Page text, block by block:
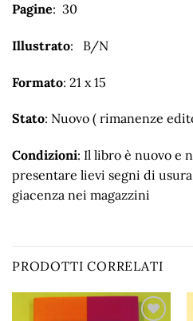
Pagine: 30
Illustrato: B/N
Formato: 21 x 15
Stato: Nuovo ( rimanenze
Condizioni: Il libro è nuovo e
presentare lievi segni di
giacenza nei magazzini
PRODOTTI CORRELATI